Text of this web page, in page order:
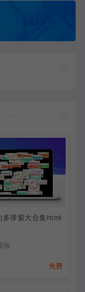
多弹窗大合集html
板
免费